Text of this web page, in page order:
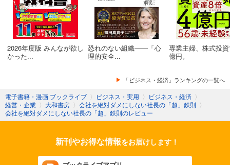
2026年度版 みんなが欲し
かった...
恐れのない組織――「心
理的安全...
専業主婦、株式投
億円。
「ビジネス・経済」ランキングの一覧へ
電子書籍・漫画 ブックライブ 〉 ビジネス・実用 〉 ビジネス・経済 〉
経営・企業 〉 大和書房 〉 会社を絶対ダメにしない社長の「超」鉄則 〉
会社を絶対ダメにしない社長の「超」鉄則のレビュー
新刊やお得な情報をお届けします！